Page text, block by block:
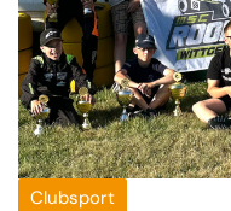
Clubsport